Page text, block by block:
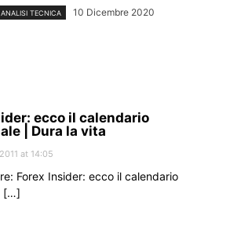
ANALISI TECNICA 10 Dicembre 2020
ecco il calendario
| Dura la vita
at 14:05
Forex Insider: ecco il calendario
[…]